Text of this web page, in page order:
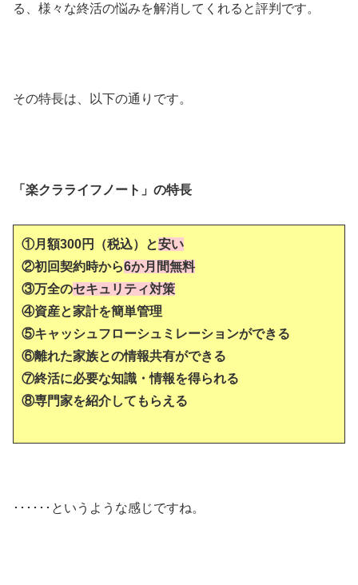
る、様々な終活の悩みを解消してくれると評判です。
その特長は、以下の通りです。
「楽クラライフノート」の特長
①月額300円（税込）と安い
②初回契約時から6か月間無料
③万全のセキュリティ対策
④資産と家計を簡単管理
⑤キャッシュフローシュミレーションができる
⑥離れた家族との情報共有ができる
⑦終活に必要な知識・情報を得られる
⑧専門家を紹介してもらえる
･･････というような感じですね。